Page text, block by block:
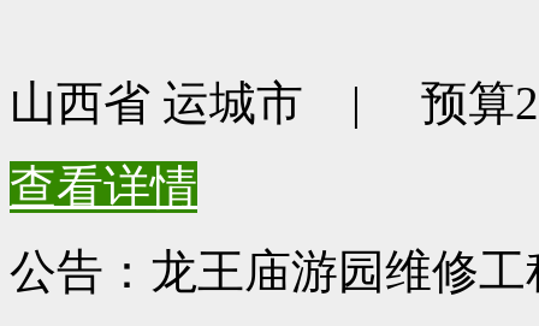
山西省 运城市 | 预算
查看详情
公告：龙王庙游园维修工